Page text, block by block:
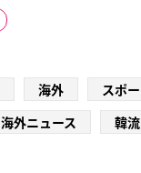
海外 スポ
海外ニュース 韓